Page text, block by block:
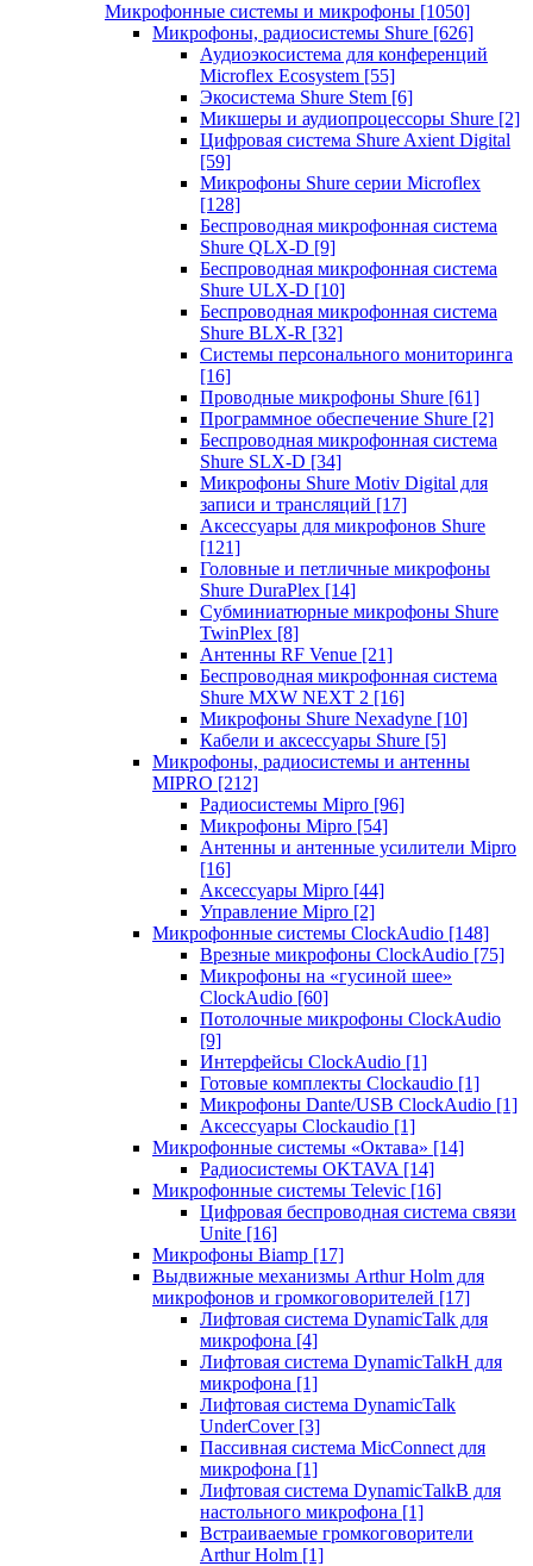
Микрофонные системы и микрофоны [1050]
Микрофоны, радиосистемы Shure [626]
Аудиоэкосистема для конференций
Microflex Ecosystem [55]
Экосистема Shure Stem [6]
Микшеры и аудиопроцессоры Shure [2]
Цифровая система Shure Axient Digital
[59]
Микрофоны Shure серии Microflex
[128]
Беспроводная микрофонная система
Shure QLX-D [9]
Беспроводная микрофонная система
Shure ULX-D [10]
Беспроводная микрофонная система
Shure BLX-R [32]
Системы персонального мониторинга
[16]
Проводные микрофоны Shure [61]
Программное обеспечение Shure [2]
Беспроводная микрофонная система
Shure SLX-D [34]
Микрофоны Shure Motiv Digital для
записи и трансляций [17]
Аксессуары для микрофонов Shure
[121]
Головные и петличные микрофоны
Shure DuraPlex [14]
Субминиатюрные микрофоны Shure
TwinPlex [8]
Антенны RF Venue [21]
Беспроводная микрофонная система
Shure MXW NEXT 2 [16]
Микрофоны Shure Nexadyne [10]
Кабели и аксессуары Shure [5]
Микрофоны, радиосистемы и антенны
MIPRO [212]
Радиосистемы Mipro [96]
Микрофоны Mipro [54]
Антенны и антенные усилители Mipro
[16]
Аксессуары Mipro [44]
Управление Mipro [2]
Микрофонные системы ClockAudio [148]
Врезные микрофоны ClockAudio [75]
Микрофоны на «гусиной шее»
ClockAudio [60]
Потолочные микрофоны ClockAudio
[9]
Интерфейсы ClockAudio [1]
Готовые комплекты Clockaudio [1]
Микрофоны Dante/USB ClockAudio [1]
Аксессуары Clockaudio [1]
Микрофонные системы «Октава» [14]
Радиосистемы OKTAVA [14]
Микрофонные системы Televic [16]
Цифровая беспроводная система связи
Unite [16]
Микрофоны Biamp [17]
Выдвижные механизмы Arthur Holm для
микрофонов и громкоговорителей [17]
Лифтовая система DynamicTalk для
микрофона [4]
Лифтовая система DynamicTalkH для
микрофона [1]
Лифтовая система DynamicTalk
UnderCover [3]
Пассивная система MicConnect для
микрофона [1]
Лифтовая система DynamicTalkB для
настольного микрофона [1]
Встраиваемые громкоговорители
Arthur Holm [1]